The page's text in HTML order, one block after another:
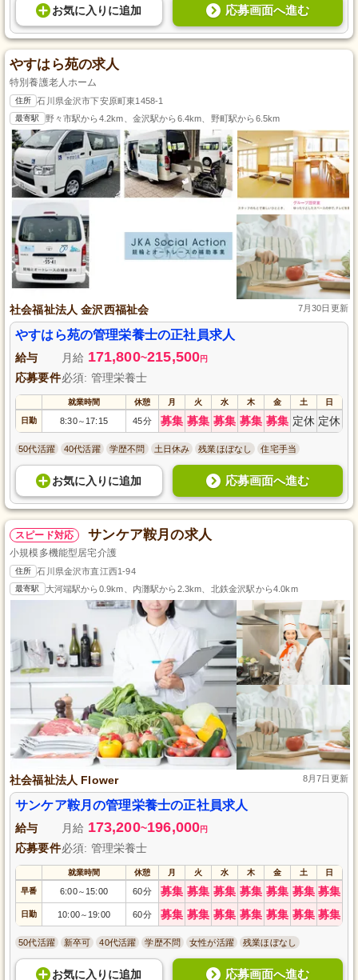
お気に入り に追加 応募画面へ進む
やすはら苑の求人
特別養護老人ホーム
住所 石川県金沢市下安原町東1458-1
最寄駅 野々市駅から4.2km、金沢駅から6.4km、野町駅から6.5km
社会福祉法人 金沢西福祉会 7月30日更新
やすはら苑の管理栄養士の正社員求人
給与 月給 171,800~215,500円
応募要件必須: 管理栄養士
就業時間 休憩 月 火 水 木 金 土 日
日勤 8:30～ 17:15 45分 募集 募集 募集 募集 募集 定休 定休
50代活躍 40代活躍 学歴不問 土日休み 残業ほぼなし 住宅手当
お気に入り に追加 応募画面へ進む
スピード対応 サンケア鞍月の求人
小規模多機能型居宅介護
住所 石川県金沢市直江西1-94
最寄駅 大河端駅から0.9km、内灘駅から2.3km、北鉄金沢駅から4.0km
社会福祉法人 Flower 8月7日更新
サンケア鞍月の管理栄養士の正社員求人
給与 月給 173,200~196,000円
応募要件必須: 管理栄養士
就業時間 休憩 月 火 水 木 金 土 日
早番 6:00～ 15:00 60分 募集 募集 募集 募集 募集 募集 募集
日勤 10:00～ 19:00 60分 募集 募集 募集 募集 募集 募集 募集
50代活躍 新卒可 40代活躍 学歴不問 女性が活躍 残業ほぼなし
お気に入り に追加 応募画面へ進む